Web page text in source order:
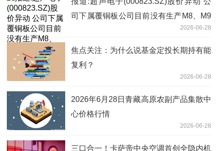
司下属覆铜板公司目前没有生产M8、M9
2026-06-28
焦点关注：为什么说基金定投长期持有能
复利？
2026-06-28
2026年6月28日青藏高原农副产品集散中
心价格行情
2026-06-28
三口合一！卡萨帝中央空调首创全隐内机